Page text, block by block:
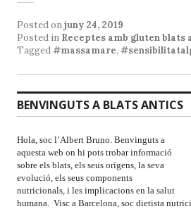
Posted onjuny 24, 2019
Posted in Receptes amb gluten blats
Tagged#massamare,
BENVINGUTS A BLATS ANTICS
Hola, soc l’Albert Bruno. Benvinguts a
aquesta web on hi pots trobar informació
sobre els blats, els seus orígens, la seva
evolució, els seus components
nutricionals, i les implicacions en la salut
humana. Visc a Barcelona, soc dietista